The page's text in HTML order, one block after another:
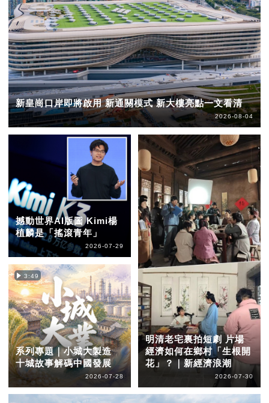
新皇崗口岸即將啟用 新通關模式 新大樓亮點一文看清
2026-08-04
撼動世界AI版圖 Kimi楊
植麟是「搖滾青年」
2026-07-29
3:49
系列專題｜小城大製造
十城故事解碼中國發展
2026-07-28
明清老宅裏拍短劇 片場
經濟如何在鄉村「生根開
花」？｜新經濟浪潮
2026-07-30